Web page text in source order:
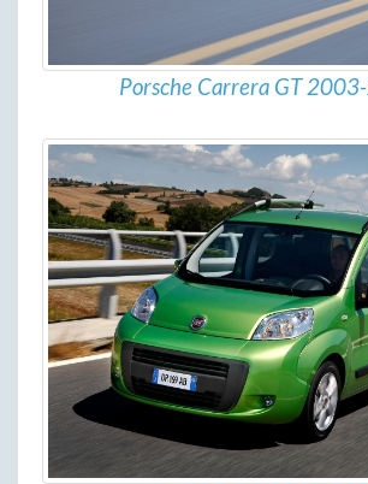
Porsche Carrera GT